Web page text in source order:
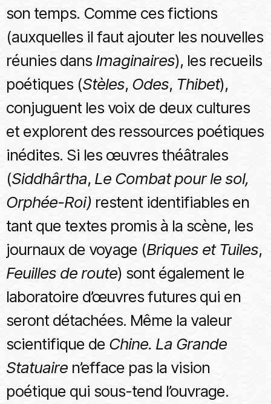
son temps. Comme ces fictions
(auxquelles il faut ajouter les nouvelles
réunies dansImaginaires), les recueils
poétiques (Stèles, Odes, Thibet),
conjuguent les voix de deux cultures
et explorent des ressources poétiques
inédites. Si les œuvres théâtrales
(Siddhârtha, Le Combat pour le sol,
Orphée-Roi) restent identifiables en
tant que textes promis à la scène, les
journaux de voyage (Briques et Tuiles,
Feuilles de route) sont également le
laboratoire d’œuvres futures qui en
seront détachées. Même la valeur
scientifique de Chine. La Grande
Statuaire n’efface pas la vision
poétique qui sous-tend l’ouvrage.